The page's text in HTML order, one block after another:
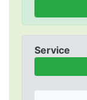
Service